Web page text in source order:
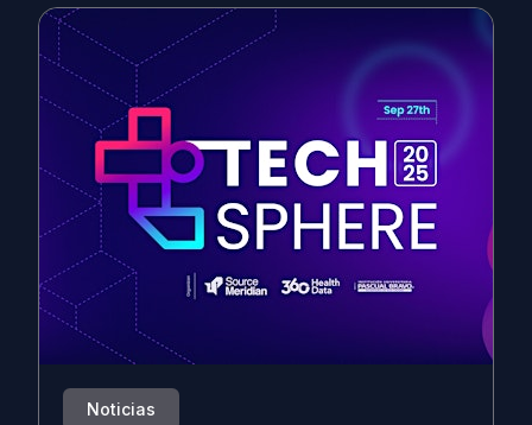
Noticias